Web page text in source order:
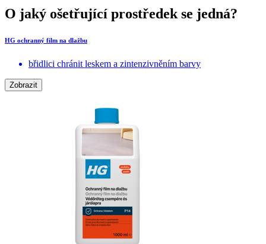
O jaký ošetřující prostředek se jedná?
HG ochranný film na dlažbu
břidlici chránit leskem a zintenzivněním barvy
Zobrazit